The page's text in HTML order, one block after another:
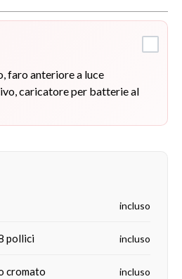
faro anteriore a luce
caricatore per batterie al
incluso
pollici incluso
cromato incluso